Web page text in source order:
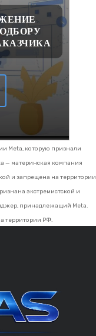
Meta, которую признали
— материнская компания
и запрещена на территории
экстремистской и
принадлежащий Meta.
территории РФ.